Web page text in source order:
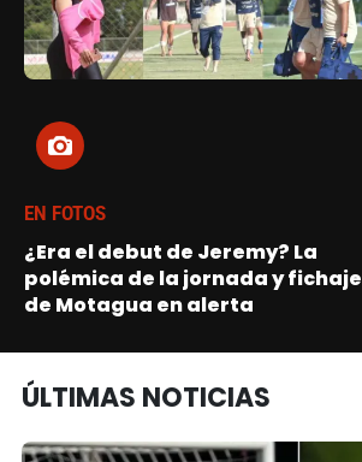
EN FOTOS
¿Era el debut de Jeremy? La
polémica de la jornada y fichaje
de Motagua en alerta
ÚLTIMAS NOTICIAS